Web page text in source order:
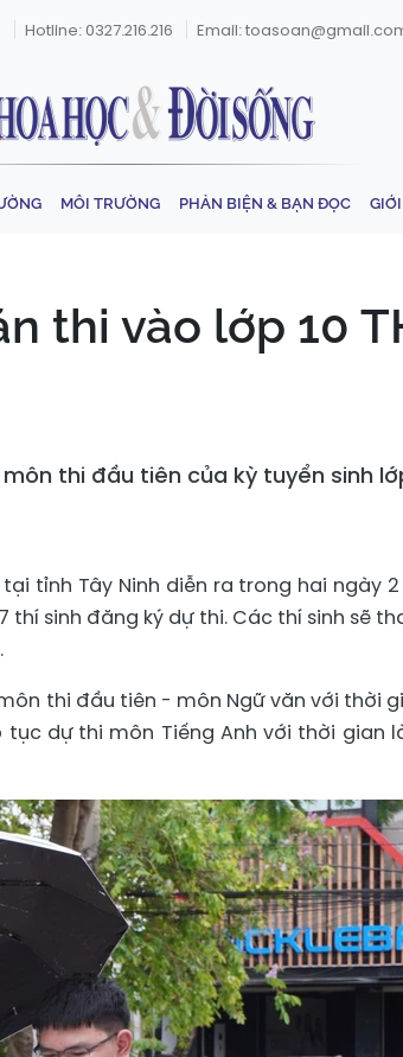
Hotline: 0327.216.216 Email:
MÔI TRƯỜNG PHẢN BIỆN & BẠN ĐỌC
thi vào lớp 10
thi đầu tiên của kỳ tuyển sinh
tỉnh Tây Ninh diễn ra trong hai ngày
sinh đăng ký dự thi. Các thí sinh sẽ
thi đầu tiên - môn Ngữ văn với thời
dự thi môn Tiếng Anh với thời gian